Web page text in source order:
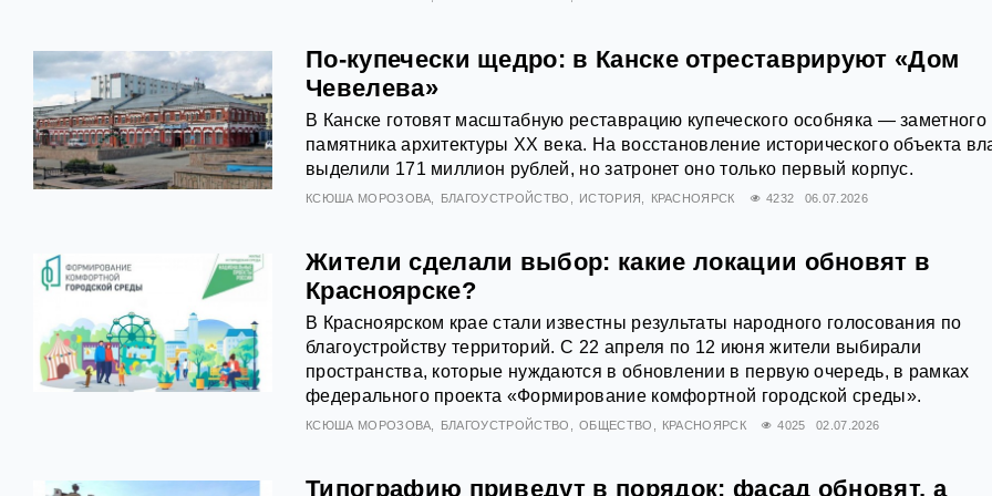
По-купечески щедро: в Канске отреставрируют «Дом
Чевелева»
В Канске готовят масштабную реставрацию купеческого особняка — заметного
памятника архитектуры XX века. На восстановление исторического объекта
выделили 171 миллион рублей, но затронет оно только первый корпус.
КСЮША МОРОЗОВА БЛАГОУСТРОЙСТВО ИСТОРИЯ КРАСНОЯРСК 4232 06.07.2026
Жители сделали выбор: какие локации обновят в
Красноярске?
В Красноярском крае стали известны результаты народного голосования по
благоустройству территорий. С 22 апреля по 12 июня жители выбирали
пространства, которые нуждаются в обновлении в первую очередь, в рамках
федерального проекта «Формирование комфортной городской среды».
КСЮША МОРОЗОВА БЛАГОУСТРОЙСТВО ОБЩЕСТВО КРАСНОЯРСК 4025 02.07.2026
Типографию приведут в порядок: фасад обновят, а